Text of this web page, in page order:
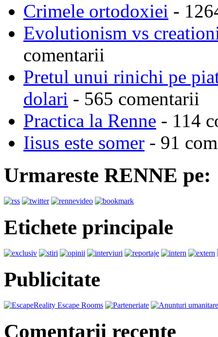
Crimele ortodoxiei -
Evolutionism vs
comentarii
Pretul unui rinichi pe
dolari - 565 comentarii
Practica la Renne - 114
Iisus este somer - 91
Urmareste RENNE pe:
Etichete principale
Publicitate
Comentarii recente